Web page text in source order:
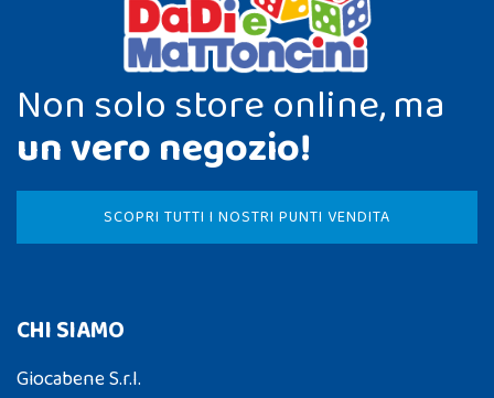
Non solo store online, ma
un vero negozio!
SCOPRI TUTTI I NOSTRI PUNTI VENDITA
CHI SIAMO
Giocabene S.r.l.